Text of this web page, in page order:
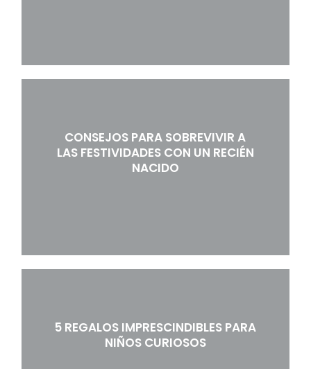
CONSEJOS PARA SOBREVIVIR A
LAS FESTIVIDADES CON UN RECIÉN
NACIDO
5 REGALOS IMPRESCINDIBLES PARA
NIÑOS CURIOSOS